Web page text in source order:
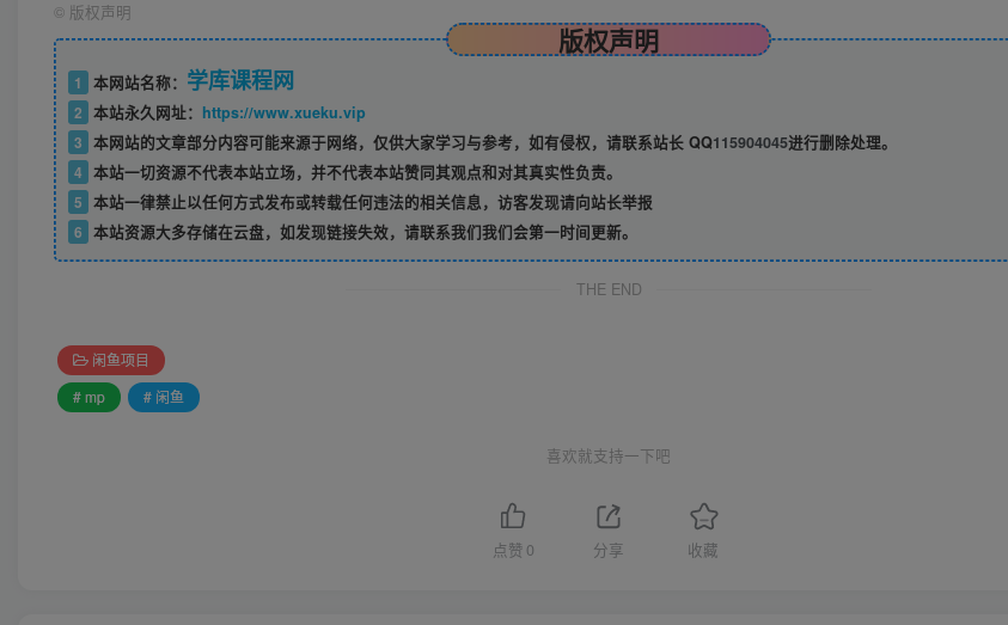
© 版权声明
版权声明
1 本网站名称： 学库课程网
2 本站永久网址： https://www.xueku.vip
3 本网站的文章部分内容可能来源于网络，仅供大家学习与参考，如有侵权，请联系站长 QQ115904045进行删除处理。
4 本站一切资源不代表本站立场，并不代表本站赞同其观点和对其真实性负责。
5 本站一律禁止以任何方式发布或转载任何违法的相关信息，访客发现请向站长举报
6 本站资源大多存储在云盘，如发现链接失效，请联系我们我们会第一时间更新。
THE END
闲鱼项目
# mp
# 闲鱼
喜欢就支持一下吧
点赞 0 分享 收藏